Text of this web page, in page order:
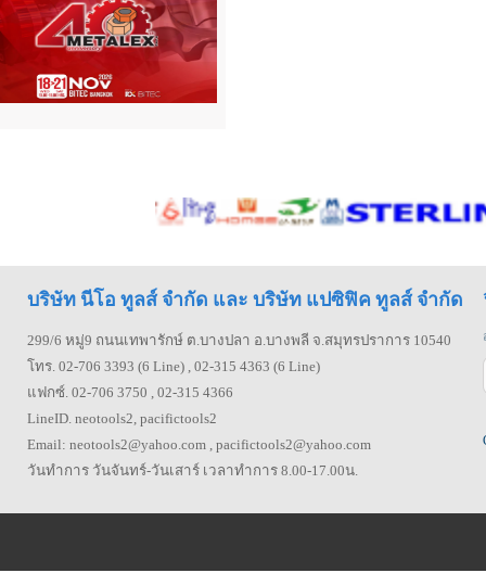
บริษัท นีโอ ทูลส์ จำกัด และ บริษัท แปซิฟิค ทูลส์ จำกัด
299/6 หมู่9 ถนนเทพารักษ์ ต.บางปลา อ.บางพลี จ.สมุทรปราการ 10540
โทร. 02-706 3393 (6 Line) , 02-315 4363 (6 Line)
แฟกซ์. 02-706 3750 , 02-315 4366
LineID. neotools2, pacifictools2
Email: neotools2@yahoo.com , pacifictools2@yahoo.com
วันทำการ วันจันทร์-วันเสาร์ เวลาทำการ 8.00-17.00น.